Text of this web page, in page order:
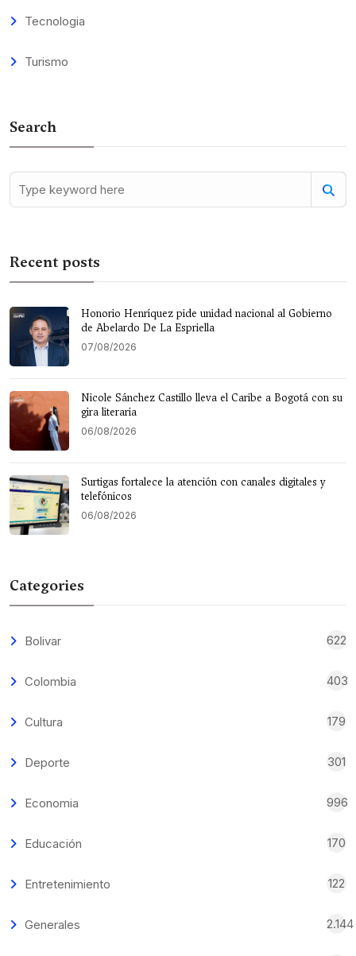
Tecnologia
Turismo
Search
Recent posts
Honorio Henríquez pide unidad nacional al Gobierno
de Abelardo De La Espriella
07/08/2026
Nicole Sánchez Castillo lleva el Caribe a Bogotá con su
gira literaria
06/08/2026
Surtigas fortalece la atención con canales digitales y
telefónicos
06/08/2026
Categories
Bolivar 622
Colombia 403
Cultura 179
Deporte 301
Economia 996
Educación 170
Entretenimiento 122
Generales 2.144